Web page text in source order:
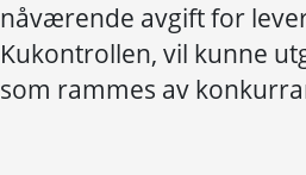
nåværende avgift for
Kukontrollen, vil kunne
som rammes av